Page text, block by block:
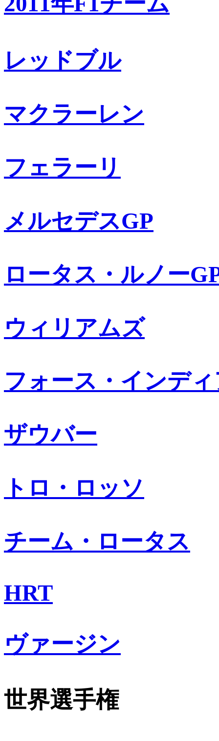
レッドブル
マクラーレン
フェラーリ
メルセデスGP
ロータス・ルノー
ウィリアムズ
フォース・インデ
ザウバー
トロ・ロッソ
チーム・ロータス
HRT
ヴァージン
世界選手権